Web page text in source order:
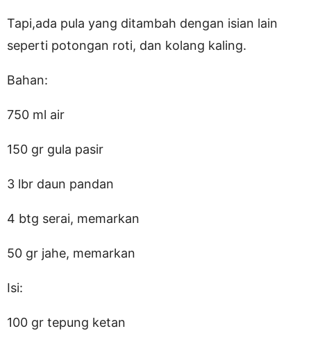
Tapi,ada pula yang ditambah dengan isian lain
seperti potongan roti, dan kolang kaling.
Bahan:
750 ml air
150 gr gula pasir
3 lbr daun pandan
4 btg serai, memarkan
50 gr jahe, memarkan
Isi:
100 gr tepung ketan